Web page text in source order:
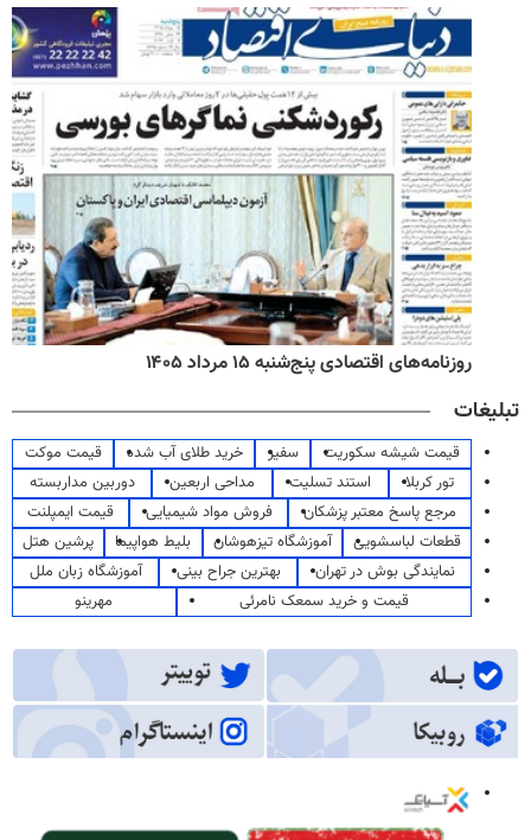
روزنامه‌های اقتصادی پنج‌شنبه ۱۵ مرداد ۱۴۰۵
تبلیغات
قیمت شیشه سکوریت سفیر خرید طلای آب شده
قیمت موکت
تور کربلا
استند تسلیت مداحی اربعین
دوربین مداربسته
مرجع پاسخ معتبر پزشکان
فروش مواد شیمیایی
قیمت ایمپلنت
قطعات لباسشویی
آموزشگاه تیزهوشان بلیط هواپیما
پرشین هتل
نمایندگی بوش در تهران
بهترین جراح بینی
آموزشگاه زبان ملل
قیمت و خرید سمعک نامرئی
مهرینو